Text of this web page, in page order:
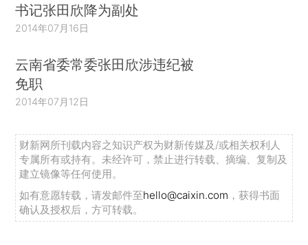
书记张田欣降为副处
2014年07月16日
云南省委常委张田欣涉违纪被
免职
2014年07月12日
财新网所刊载内容之知识产权为财新传媒及/或相关权利人
专属所有或持有。未经许可，禁止进行转载、摘编、复制及
建立镜像等任何使用。
如有意愿转载，请发邮件至hello@caixin.com ，获得书面
确认及授权后，方可转载。